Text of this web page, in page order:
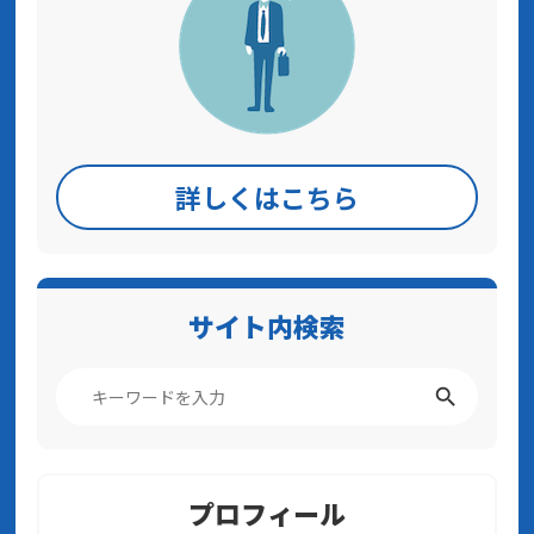
詳しくはこちら
サイト内検索
プロフィール